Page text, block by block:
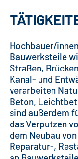
Hochbauer/
Bauwerksteile
Straßen,
Kanal- und
verarbeiten
Beton,
sind außerdem
das Verputzen
dem Neubau
Reparatur-,